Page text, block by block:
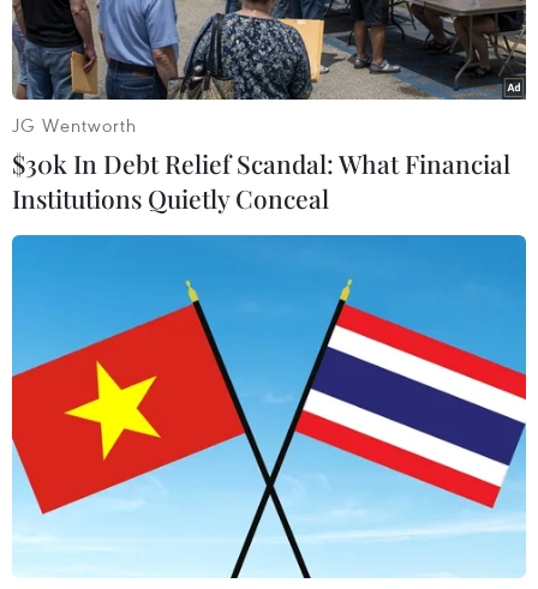
JG Wentworth
$30k In Debt Relief Scandal: What Financial
Institutions Quietly Conceal